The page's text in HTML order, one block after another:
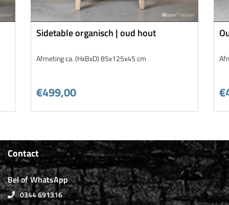
Sidetable organisch | oud hout
Afmeting ca. (HxBxD) 85x125x45 cm
€499,00
Contact
Bel of WhatsApp
0344 691316